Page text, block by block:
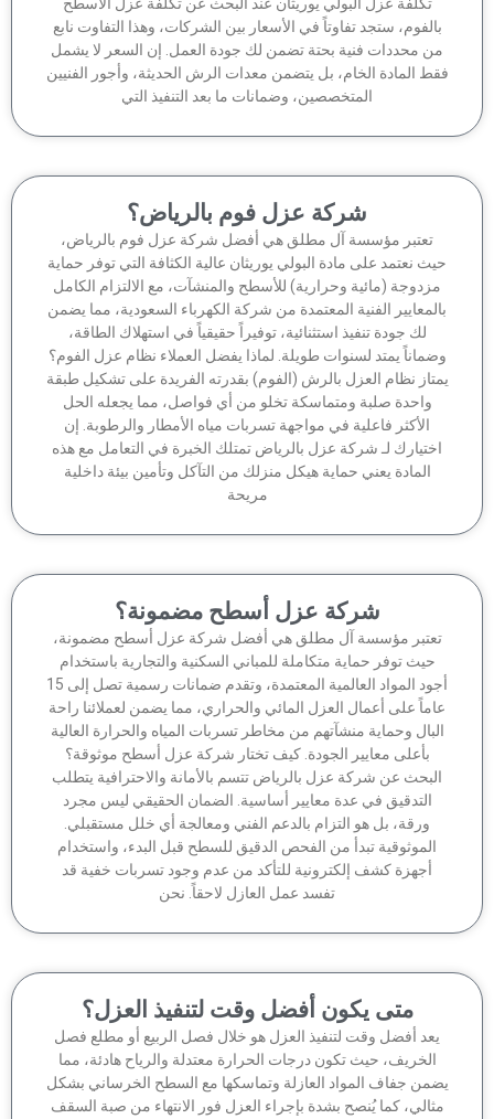
ستجد تفاوتاً في الأسعار بين الشركات، وهذا التفاوت نابع
محددات فنية بحتة تضمن لك جودة العمل. إن السعر لا يشمل
المادة الخام، بل يتضمن معدات الرش الحديثة، وأجور الفنيين
المتخصصين، وضمانات ما بعد التنفيذ التي
شركة عزل فوم بالرياض؟
تعتبر مؤسسة آل مطلق هي أفضل شركة عزل فوم بالرياض،
نعتمد على مادة البولي يوريثان عالية الكثافة التي توفر حماية
(مائية وحرارية) للأسطح والمنشآت، مع الالتزام الكامل
الفنية المعتمدة من شركة الكهرباء السعودية، مما يضمن
لك جودة تنفيذ استثنائية، توفيراً حقيقياً في استهلاك الطاقة،
يمتد لسنوات طويلة. لماذا يفضل العملاء نظام عزل الفوم؟
نظام العزل بالرش (الفوم) بقدرته الفريدة على تشكيل طبقة
واحدة صلبة ومتماسكة تخلو من أي فواصل، مما يجعله الحل
الأكثر فاعلية في مواجهة تسربات مياه الأمطار والرطوبة. إن
لـ شركة عزل بالرياض تمتلك الخبرة في التعامل مع هذه
المادة يعني حماية هيكل منزلك من التآكل وتأمين بيئة داخلية
شركة عزل أسطح مضمونة؟
مؤسسة آل مطلق هي أفضل شركة عزل أسطح مضمونة،
حيث توفر حماية متكاملة للمباني السكنية والتجارية باستخدام
أجود المواد العالمية المعتمدة، وتقدم ضمانات رسمية تصل إلى 15
على أعمال العزل المائي والحراري، مما يضمن لعملائنا راحة
وحماية منشآتهم من مخاطر تسربات المياه والحرارة العالية
بأعلى معايير الجودة. كيف تختار شركة عزل أسطح موثوقة؟
عن شركة عزل بالرياض تتسم بالأمانة والاحترافية يتطلب
التدقيق في عدة معايير أساسية. الضمان الحقيقي ليس مجرد
ورقة، بل هو التزام بالدعم الفني ومعالجة أي خلل مستقبلي.
الموثوقية تبدأ من الفحص الدقيق للسطح قبل البدء، واستخدام
أجهزة كشف إلكترونية للتأكد من عدم وجود تسربات خفية قد
تفسد عمل العازل لاحقاً. نحن
متى يكون أفضل وقت لتنفيذ العزل؟
أفضل وقت لتنفيذ العزل هو خلال فصل الربيع أو مطلع فصل
الخريف، حيث تكون درجات الحرارة معتدلة والرياح هادئة، مما
جفاف المواد العازلة وتماسكها مع السطح الخرساني بشكل
كما يُنصح بشدة بإجراء العزل فور الانتهاء من صبة السقف